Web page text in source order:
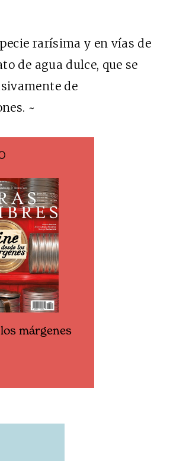
rarísima y en vías de
de agua dulce, que se
de
~
márgenes